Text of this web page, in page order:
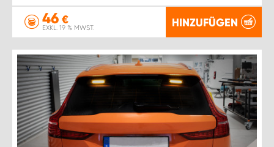
46 €
EXKL. 19 % MWST. HINZUFÜGEN